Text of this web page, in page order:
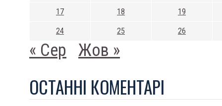
17 18 19
24 25 26
« Сер Жов »
ОСТАННI КОМЕНТАРI